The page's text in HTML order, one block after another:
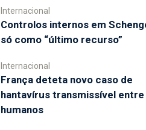
Internacional
Controlos internos em
só como “último recurso”
Internacional
França deteta novo caso de
hantavírus transmissível entre
humanos